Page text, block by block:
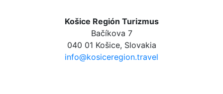
Košice Región Turizmus
Bačíkova 7
040 01 Košice, Slovakia
info@kosiceregion.travel